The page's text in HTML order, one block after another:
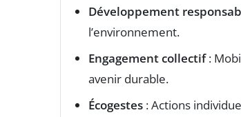
Développement
l’environnement.
Engagement collectif:
avenir durable.
Écogestes : Actions